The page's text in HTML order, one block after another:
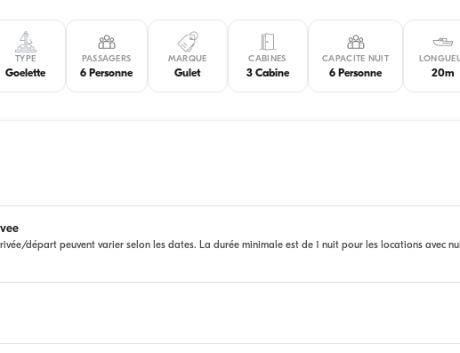
TYPE
Goelette
PASSAGERS
6 Personne
MARQUE
Gulet
CABINES
3 Cabine
CAPACITE NUIT
6 Personne 20m
départ peuvent varier selon les dates. La durée minimale est de 1 nuit pour les locations avec